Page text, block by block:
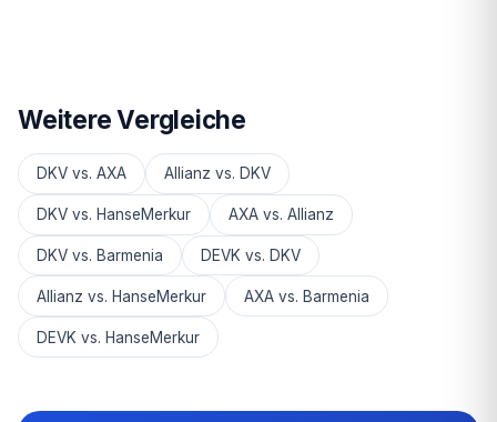
Weitere Vergleiche
DKV vs. AXA Allianz vs. DKV
DKV vs. HanseMerkur AXA vs. Allianz
DKV vs. Barmenia DEVK vs. DKV
Allianz vs. HanseMerkur AXA vs. Barmenia
DEVK vs. HanseMerkur